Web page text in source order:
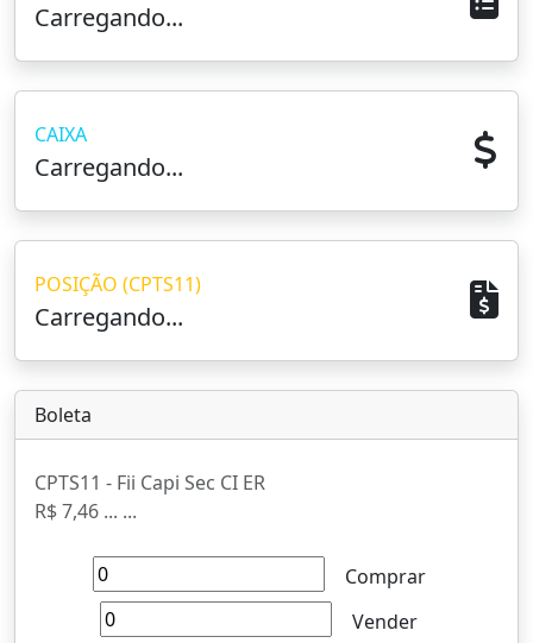
Carregando...
CAIXA
Carregando...
POSIÇÃO (CPTS11)
Carregando...
Boleta
CPTS11 - Fii Capi Sec CI ER
R$ 7,46 ... ...
Comprar
Vender